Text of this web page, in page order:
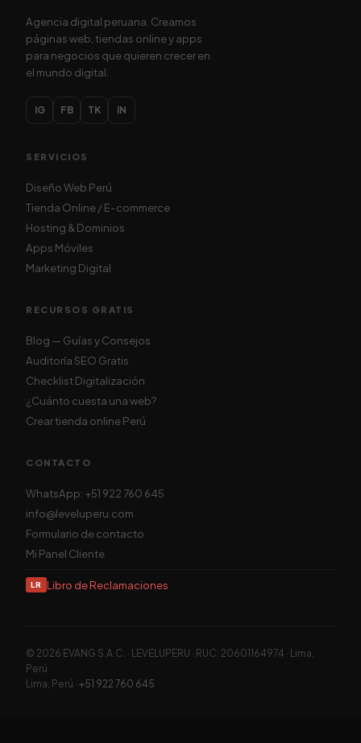
Agencia digital peruana. Creamos
páginas web, tiendas online y apps
para negocios que quieren crecer en
el mundo digital.
IG FB TK IN
SERVICIOS
Diseño Web Perú
Tienda Online / E-commerce
Hosting & Dominios
Apps Móviles
Marketing Digital
RECURSOS GRATIS
Blog — Guías y Consejos
Auditoría SEO Gratis
Checklist Digitalización
¿Cuánto cuesta una web?
Crear tienda online Perú
CONTACTO
WhatsApp: +51 922 760 645
info@leveluperu.com
Formulario de contacto
Mi Panel Cliente
LR Libro de Reclamaciones
© 2026 EVANG S.A.C. · LEVELUPERU · RUC: 20601164974 · Lima,
Perú
Lima Perú · +51 922 760 645